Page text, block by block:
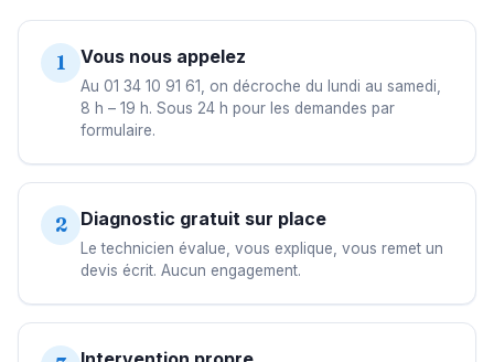
1 Vous nous appelez
Au 01 34 10 91 61, on décroche du lundi au samedi,
8 h – 19 h. Sous 24 h pour les demandes par
formulaire.
2 Diagnostic gratuit sur place
Le technicien évalue, vous explique, vous remet un
devis écrit. Aucun engagement.